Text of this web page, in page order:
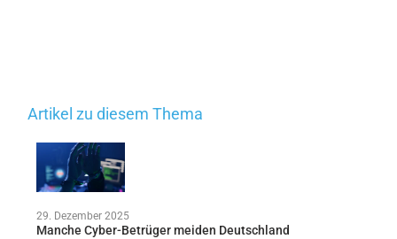
Artikel zu diesem Thema
29. Dezember 2025
Manche Cyber-Betrüger meiden Deutschland